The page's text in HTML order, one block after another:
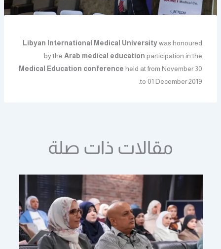
Libyan International Medical Universitywas honoured
by the Arab medical education participation in the
Medical Education conference held at from November 30
to 01 December 2019.
مقالات ذات صلة